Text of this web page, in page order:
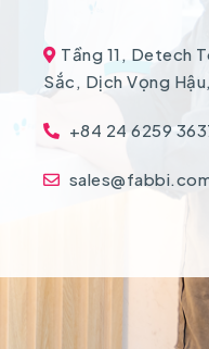
Tầng 11, Detech
Sắc, Dịch Vọng
+84 24 6259